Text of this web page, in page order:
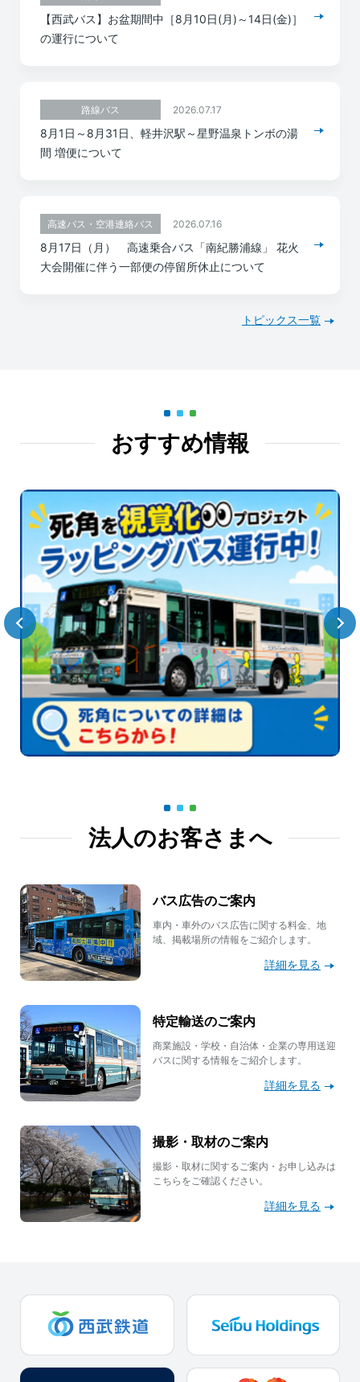
【西武バス】お盆期間中［8月10日(月)～14日(金)］
の運行について
路線バス 2026.07.17
8月1日～8月31日、軽井沢駅～星野温泉トンボの湯
間 増便について
高速バス・空港連絡バス 2026.07.16
8月17日（月） 高速乗合バス「南紀勝浦線」 花火
大会開催に伴う一部便の停留所休止について
トピックス一覧
おすすめ情報
法人のお客さまへ
バス広告のご案内
車内・車外のバス広告に関する料金、地
域、掲載場所の情報をご紹介します。
詳細を見る
特定輸送のご案内
商業施設・学校・自治体・企業の専用送迎
バスに関する情報をご紹介します。
詳細を見る
撮影・取材のご案内
撮影・取材に関するご案内・お申し込みは
こちらをご確認ください。
詳細を見る